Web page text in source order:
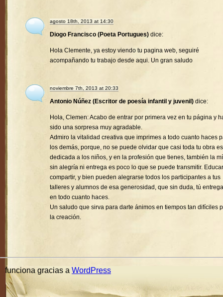
agosto 18th, 2013 at 14:30
Diogo Francisco (Poeta Portugues) dice:
Hola Clemente, ya estoy viendo tu pagina web, seguiré
acompañando tu trabajo desde aqui. Un gran saludo
noviembre 7th, 2013 at 20:33
Antonio Núñez (Escritor de poesía infantil y juvenil) dice:
Hola, Clemen: Acabo de entrar por primera vez en tu página y
sido una sorpresa muy agradable.
Admiro la vitalidad creativa que imprimes a todo cuanto haces
los demás, porque, no se puede olvidar que casi toda tu obra
dedicada a los niños, y en la profesión que tienes, también la
sin alegría ni entrega es poco lo que se puede transmitir.
compartir, y bien pueden alegrarse todos los participantes a tus
talleres y alumnos de esa generosidad, que sin duda, tú
en todo cuanto haces.
Un saludo que sirva para darte ánimos en tiempos tan difíciles
la creación.
funciona gracias a WordPress